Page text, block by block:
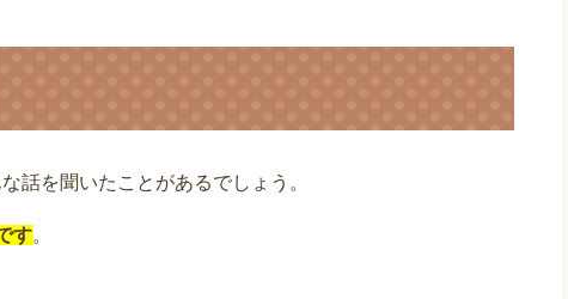
話を聞いたことがあるでしょう。
す。